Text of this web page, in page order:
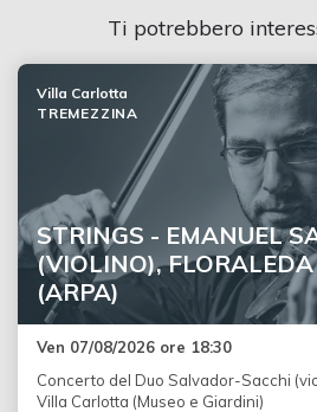
Ti potrebbero
STRINGS - EMANUEL
(VIOLINO),
(ARPA)
Villa Carlotta
TREMEZZINA
Ven 07/08/2026 ore 18:30
Concerto del Duo Salvador-Sacchi
Villa Carlotta (Museo e Giardini)